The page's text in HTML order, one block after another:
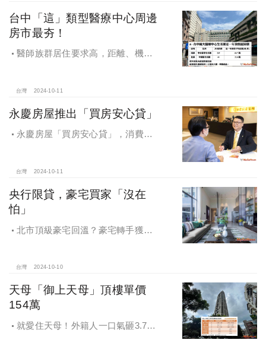
台中「這」類型醫療中心周邊
房市最夯！
醫師族群居住要求高，距離、機能
台灣 2024-10-11
永慶房屋推出「買房安心貸」
永慶房屋「買房安心貸」，消費者
產交易安全
台灣 2024-10-11
央行限貸，豪宅買家「沒在
怕」
北市頂級豪宅回溫？豪宅轉手獲利
台灣 2024-10-10
天母「御上天母」頂樓單價
154萬
就愛住天母！外籍人一口氣砸3.78